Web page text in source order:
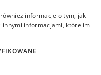
informacje o tym, jak
innymi informacjami, które im